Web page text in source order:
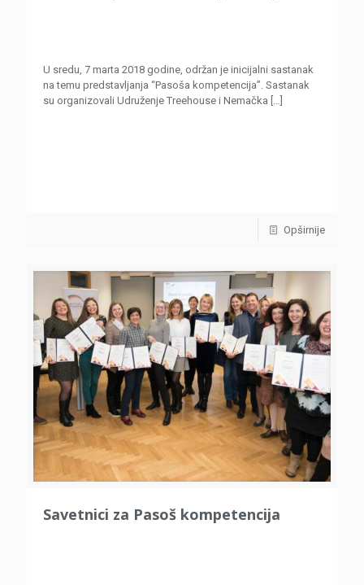
U sredu, 7 marta 2018 godine, održan je inicijalni sastanak
na temu predstavljanja “Pasoša kompetencija”. Sastanak
su organizovali Udruženje Treehouse i Nemačka […]
Opširnije
Savetnici za Pasoš kompetencija